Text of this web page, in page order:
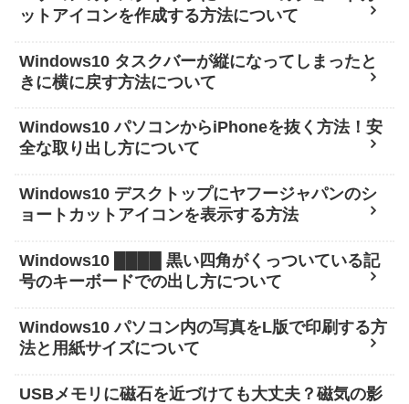
ットアイコンを作成する方法について
Windows10 タスクバーが縦になってしまったと
きに横に戻す方法について
Windows10 パソコンからiPhoneを抜く方法！安
全な取り出し方について
Windows10 デスクトップにヤフージャパンのシ
ョートカットアイコンを表示する方法
Windows10 ████ 黒い四角がくっついている記
号のキーボードでの出し方について
Windows10 パソコン内の写真をL版で印刷する方
法と用紙サイズについて
USBメモリに磁石を近づけても大丈夫？磁気の影